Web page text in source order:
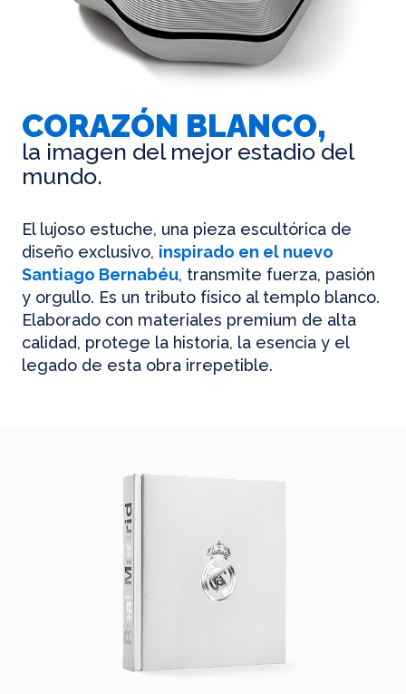
CORAZÓN BLANCO,
la imagen del mejor estadio del
mundo.
El lujoso estuche, una pieza escultórica de
diseño exclusivo, inspirado en el nuevo
Santiago Bernabéu, transmite fuerza, pasión
y orgullo. Es un tributo físico al templo blanco.
Elaborado con materiales premium de alta
calidad, protege la historia, la esencia y el
legado de esta obra irrepetible.